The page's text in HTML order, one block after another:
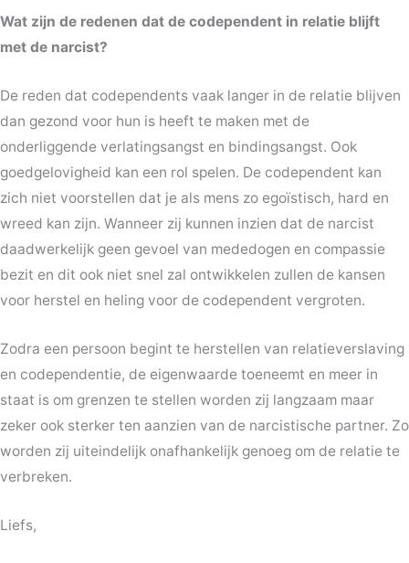
Wat zijn de redenen dat de codependent in relatie blijft
met de narcist?
De reden dat codependents vaak langer in de relatie blijven
dan gezond voor hun is heeft te maken met de
onderliggende verlatingsangst en bindingsangst. Ook
goedgelovigheid kan een rol spelen. De codependent kan
zich niet voorstellen dat je als mens zo egoïstisch, hard en
wreed kan zijn. Wanneer zij kunnen inzien dat de narcist
daadwerkelijk geen gevoel van mededogen en compassie
bezit en dit ook niet snel zal ontwikkelen zullen de kansen
voor herstel en heling voor de codependent vergroten.
Zodra een persoon begint te herstellen van relatieverslaving
en codependentie, de eigenwaarde toeneemt en meer in
staat is om grenzen te stellen worden zij langzaam maar
zeker ook sterker ten aanzien van de narcistische partner. Zo
worden zij uiteindelijk onafhankelijk genoeg om de relatie te
verbreken.
Liefs,